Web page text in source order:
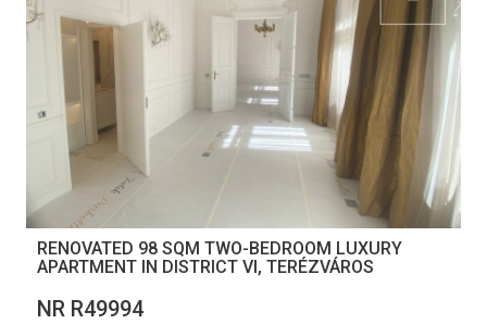
RENOVATED 98 SQM TWO-BEDROOM LUXURY
APARTMENT IN DISTRICT VI, TERÉZVÁROS
NR R49994